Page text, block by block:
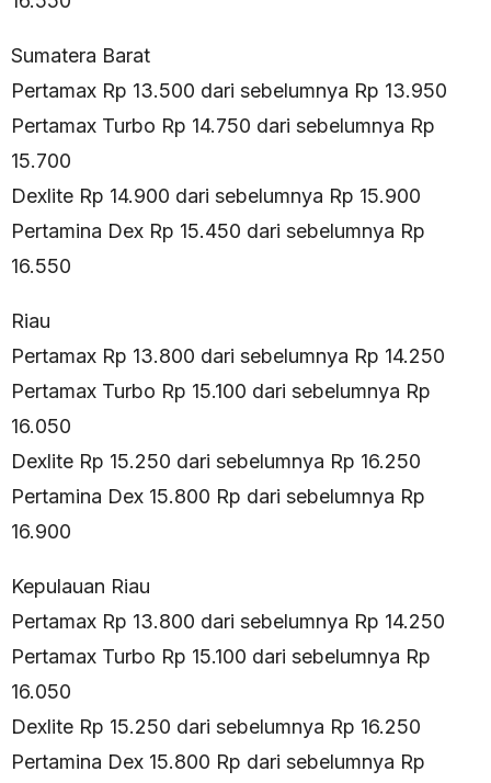
Sumatera Barat
Pertamax Rp 13.500 dari sebelumnya Rp 13.950
Pertamax Turbo Rp 14.750 dari sebelumnya Rp
15.700
Dexlite Rp 14.900 dari sebelumnya Rp 15.900
Pertamina Dex Rp 15.450 dari sebelumnya Rp
16.550
Riau
Pertamax Rp 13.800 dari sebelumnya Rp 14.250
Pertamax Turbo Rp 15.100 dari sebelumnya Rp
16.050
Dexlite Rp 15.250 dari sebelumnya Rp 16.250
Pertamina Dex 15.800 Rp dari sebelumnya Rp
16.900
Kepulauan Riau
Pertamax Rp 13.800 dari sebelumnya Rp 14.250
Pertamax Turbo Rp 15.100 dari sebelumnya Rp
16.050
Dexlite Rp 15.250 dari sebelumnya Rp 16.250
Pertamina Dex 15.800 Rp dari sebelumnya Rp